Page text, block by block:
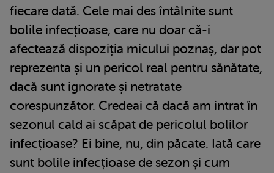
fiecare dată. Cele mai des întâlnite sunt
bolile infecțioase, care nu doar că-i
afectează dispoziția micului poznaș, dar pot
reprezenta și un pericol real pentru sănătate,
dacă sunt ignorate și netratate
corespunzător. Credeai că dacă am intrat în
sezonul cald ai scăpat de pericolul bolilor
infecțioase? Ei bine, nu, din păcate. Iată care
sunt bolile infecțioase de sezon și cum